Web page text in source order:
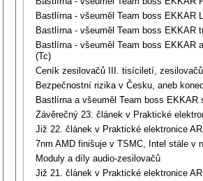
Bastlírna - všeuměl Team boss EKKAR
Bastlírna - všeuměl Team boss EKKAR
Bastlírna - všeuměl Team boss EKKAR
(Tc)
Ceník zesilovačů III. tisíciletí,
Bezpečnostní rizika v Česku, aneb
Bastlírna a všeuměl Team boss EKKAR
Závěrečný 23. článek v Praktické
Již 22. článek v Praktické elektronice
7nm AMD finišuje v TSMC, Intel stále v
Moduly a díly audio-zesilovačů
Již 21. článek v Praktické elektronice